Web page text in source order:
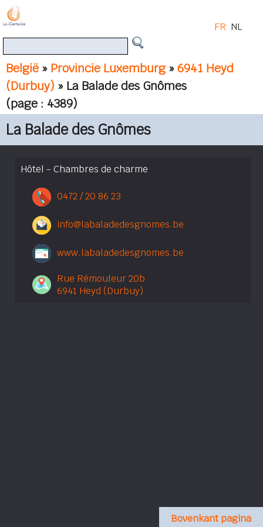
België » Provincie Luxemburg»6941 Heyd
(Durbuy) » La Balade des Gnômes
(page : 4389)
FR NL
La Balade des Gnômes
Hôtel - Chambres de charme
0472 / 20 86 23
info@labaladedesgnomes.be
www.labaladedesgnomes.be
Rue Rémouleur 20b
6941 Heyd (Durbuy)
Bovenkant pagina